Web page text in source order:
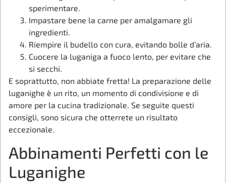
sperimentare.
Impastare bene la carne per amalgamare gli
ingredienti.
Riempire il budello con cura, evitando bolle d’aria.
Cuocere la luganiga a fuoco lento, per evitare che
si secchi.
E soprattutto, non abbiate fretta! La preparazione delle
luganighe è un rito, un momento di condivisione e di
amore per la cucina tradizionale. Se seguite questi
consigli, sono sicura che otterrete un risultato
eccezionale.
Abbinamenti Perfetti con le
Luganighe